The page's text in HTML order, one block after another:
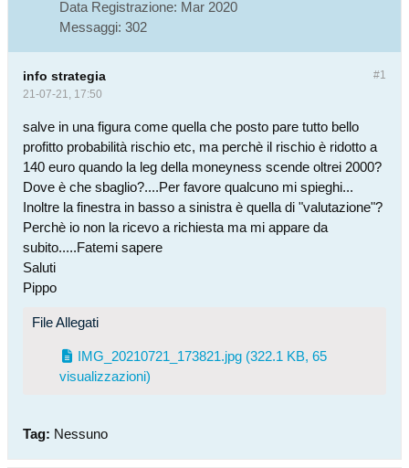
Data Registrazione: Mar 2020
Messaggi: 302
#1
info strategia
21-07-21, 17:50
salve in una figura come quella che posto pare tutto bello
profitto probabilità rischio etc, ma perchè il rischio è ridotto a
140 euro quando la leg della moneyness scende oltrei 2000?
Dove è che sbaglio?....Per favore qualcuno mi spieghi...
Inoltre la finestra in basso a sinistra è quella di "valutazione"?
Perchè io non la ricevo a richiesta ma mi appare da
subito.....Fatemi sapere
Saluti
Pippo
File Allegati
IMG_20210721_173821.jpg (322.1 KB, 65
visualizzazioni)
Tag: Nessuno